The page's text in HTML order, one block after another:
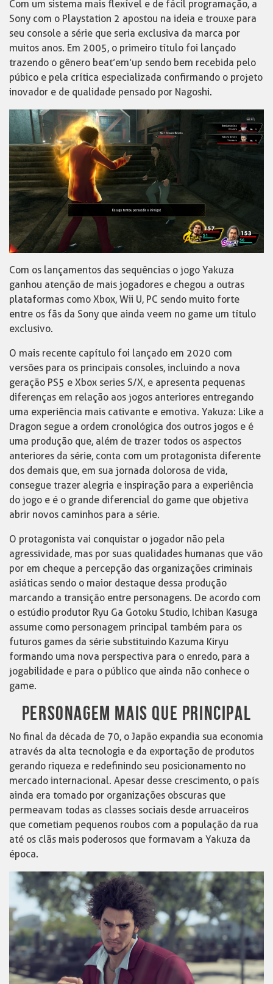
Com um sistema mais flexível e de fácil programação, a
Sony com o Playstation 2 apostou na ideia e trouxe para
seu console a série que seria exclusiva da marca por
muitos anos. Em 2005, o primeiro título foi lançado
trazendo o gênero beat’em’up sendo bem recebida pelo
púbico e pela crítica especializada confirmando o projeto
inovador e de qualidade pensado por Nagoshi.
Com os lançamentos das sequências o jogo Yakuza
ganhou atenção de mais jogadores e chegou a outras
plataformas como Xbox, Wii U, PC sendo muito forte
entre os fãs da Sony que ainda veem no game um título
exclusivo.
O mais recente capítulo foi lançado em 2020 com
versões para os principais consoles, incluindo a nova
geração PS5 e Xbox series S/X, e apresenta pequenas
diferenças em relação aos jogos anteriores entregando
uma experiência mais cativante e emotiva. Yakuza: Like a
Dragon segue a ordem cronológica dos outros jogos e é
uma produção que, além de trazer todos os aspectos
anteriores da série, conta com um protagonista diferente
dos demais que, em sua jornada dolorosa de vida,
consegue trazer alegria e inspiração para a experiência
do jogo e é o grande diferencial do game que objetiva
abrir novos caminhos para a série.
O protagonista vai conquistar o jogador não pela
agressividade, mas por suas qualidades humanas que vão
por em cheque a percepção das organizações criminais
asiáticas sendo o maior destaque dessa produção
marcando a transição entre personagens. De acordo com
o estúdio produtor Ryu Ga Gotoku Studio, Ichiban Kasuga
assume como personagem principal também para os
futuros games da série substituindo Kazuma Kiryu
formando uma nova perspectiva para o enredo, para a
jogabilidade e para o público que ainda não conhece o
game.
PERSONAGEM MAIS QUE PRINCIPAL
No final da década de 70, o Japão expandia sua economia
através da alta tecnologia e da exportação de produtos
gerando riqueza e redefinindo seu posicionamento no
mercado internacional. Apesar desse crescimento, o país
ainda era tomado por organizações obscuras que
permeavam todas as classes sociais desde arruaceiros
que cometiam pequenos roubos com a população da rua
até os clãs mais poderosos que formavam a Yakuza da
época.